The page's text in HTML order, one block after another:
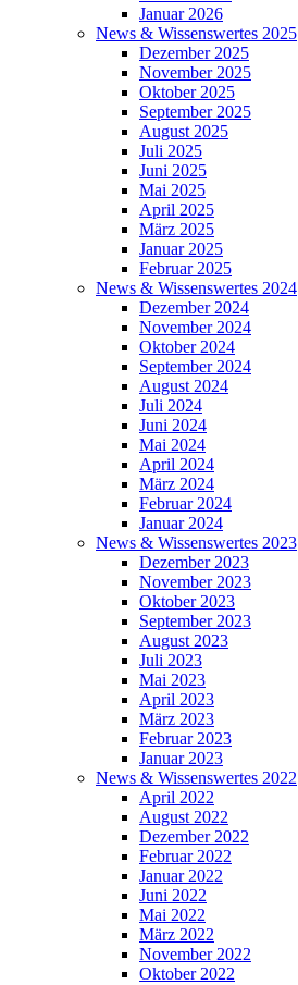
Januar 2026
News & Wissenswertes 2025
Dezember 2025
November 2025
Oktober 2025
September 2025
August 2025
Juli 2025
Juni 2025
Mai 2025
April 2025
März 2025
Januar 2025
Februar 2025
News & Wissenswertes 2024
Dezember 2024
November 2024
Oktober 2024
September 2024
August 2024
Juli 2024
Juni 2024
Mai 2024
April 2024
März 2024
Februar 2024
Januar 2024
News & Wissenswertes 2023
Dezember 2023
November 2023
Oktober 2023
September 2023
August 2023
Juli 2023
Mai 2023
April 2023
März 2023
Februar 2023
Januar 2023
News & Wissenswertes 2022
April 2022
August 2022
Dezember 2022
Februar 2022
Januar 2022
Juni 2022
Mai 2022
März 2022
November 2022
Oktober 2022